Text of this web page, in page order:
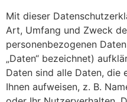
Mit dieser
Art, Umfang und Zweck
personenbezogenen
„Daten“ bezeichnet)
Daten sind alle Daten, die
Ihnen aufweisen, z. B.